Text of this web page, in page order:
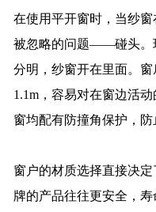
在使用平开窗时，当纱
被忽略的问题——碰头。
分明，纱窗开在里面。
1.1m，容易对在窗边活
窗均配有防撞角保护，防
窗户的材质选择直接决
牌的产品往往更安全，